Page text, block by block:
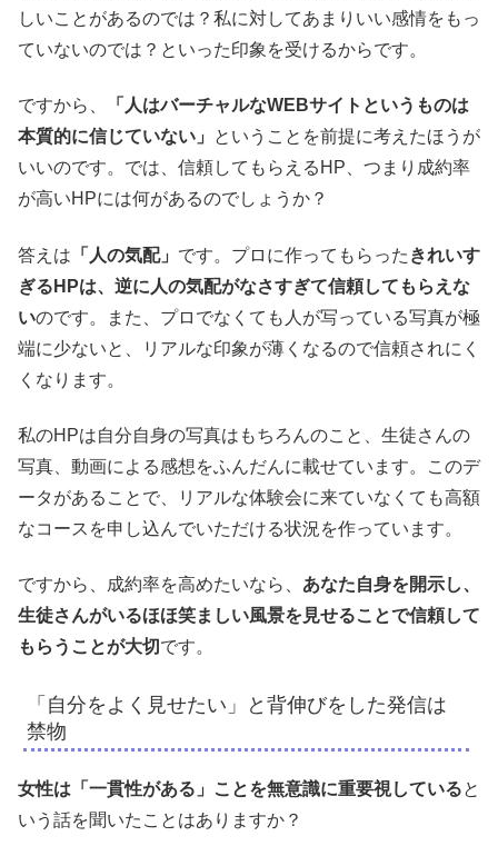
しいことがあるのでは？私に対してあまりいい感情をもっ
ていないのでは？といった印象を受けるからです。
ですから、
「人はバーチャルなWEBサイトというものは
本質的に信じていない」
ということを前提に考えたほうが
いいのです。では、信頼してもらえるHP、つまり成約率
が高いHPには何があるのでしょうか？
答えは 「人の気配」 です。プロに作ってもらった きれいす
ぎるHPは、逆に人の気配がなさすぎて信頼してもらえな
いのです。また、プロでなくても人が写っている写真が極
端に少ないと、リアルな印象が薄くなるので信頼されにく
くなります。
私のHPは自分自身の写真はもちろんのこと、生徒さんの
写真、動画による感想をふんだんに載せています。このデ
ータがあることで、リアルな体験会に来ていなくても高額
なコースを申し込んでいただける状況を作っています。
ですから、成約率を高めたいなら、 あなた自身を開示し、
生徒さんがいるほほ笑ましい風景を見せることで信頼して
もらうことが大切 です。
「自分をよく見せたい」と背伸びをした発信は
禁物
女性は「一貫性がある」ことを無意識に重要視していると
いう話を聞いたことはありますか？